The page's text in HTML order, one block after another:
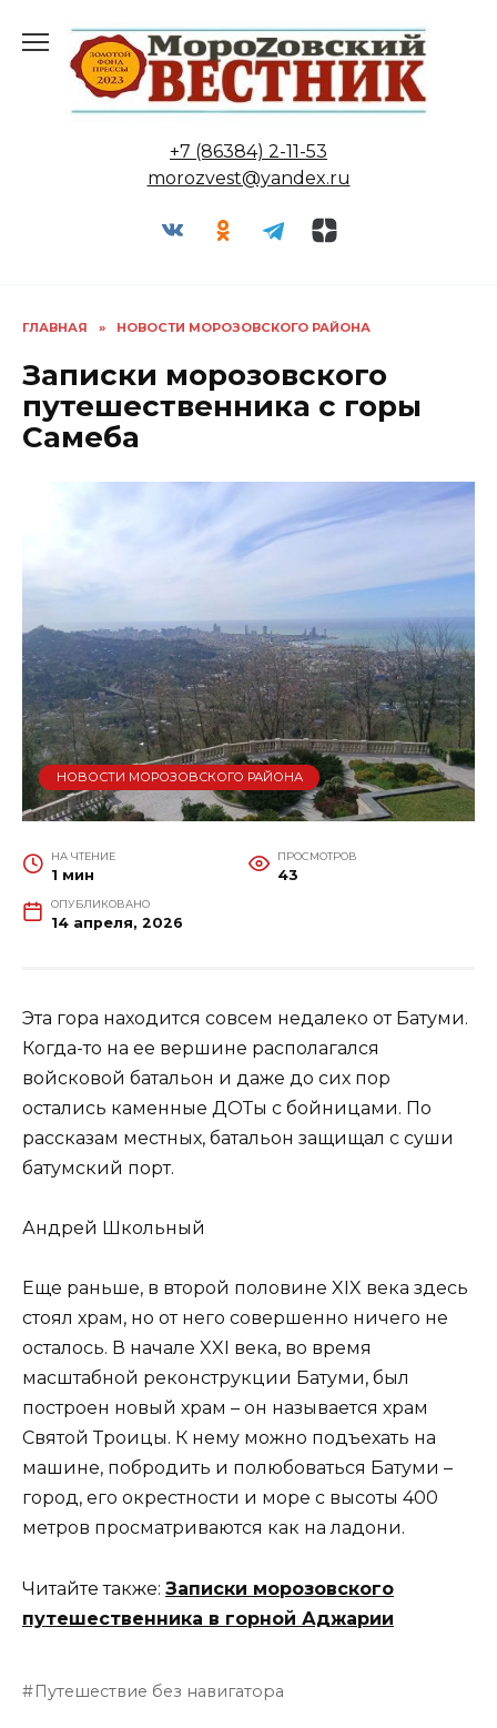
содержанию
+7 (86384) 2-11-53
morozvest@yandex.ru
ГЛАВНАЯ » НОВОСТИ МОРОЗОВСКОГО РАЙОНА
Записки морозовского
путешественника с горы
Самеба
НОВОСТИ МОРОЗОВСКОГО РАЙОНА
НА ЧТЕНИЕ
1 мин
ПРОСМОТРОВ
43
ОПУБЛИКОВАНО
14 апреля, 2026
Эта гора находится совсем недалеко от Батуми.
Когда-то на ее вершине располагался
войсковой батальон и даже до сих пор
остались каменные ДОТы с бойницами. По
рассказам местных, батальон защищал с суши
батумский порт.
Андрей Школьный
Еще раньше, в второй половине XIX века здесь
стоял храм, но от него совершенно ничего не
осталось. В начале XXI века, во время
масштабной реконструкции Батуми, был
построен новый храм – он называется храм
Святой Троицы. К нему можно подъехать на
машине, побродить и полюбоваться Батуми –
город, его окрестности и море с высоты 400
метров просматриваются как на ладони.
Читайте также: Записки морозовского
путешественника в горной Аджарии
Путешествие без навигатора